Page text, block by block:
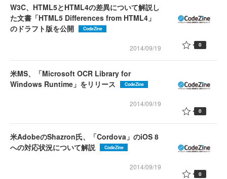
W3C、HTML5とHTML4の差異について解説し
た文書「HTML5 Differences from HTML4」
のドラフト版を公開
CodeZine
2014/09/19 0
米MS、「Microsoft OCR Library for
Windows Runtime」をリリース
CodeZine
2014/09/19
0
米AdobeのShazron氏、「Cordova」のiOS 8
への対応状況について解説
CodeZine
2014/09/19
0